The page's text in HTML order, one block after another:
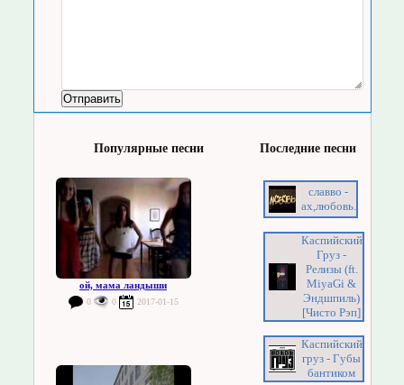
Популярные песни
ой, мама ландыши
0 0 2017-01-15
Последние песни
славво -
ах,любовь.
Каспийский
Груз -
Релизы (ft.
MiyaGi &
Эндшпиль)
[Чисто Рэп]
Каспийский
груз - Губы
бантиком